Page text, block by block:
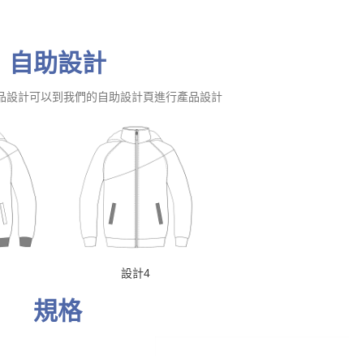
自助設計
設計可以到我們的自助設計頁進行產品設計
設計4
規格